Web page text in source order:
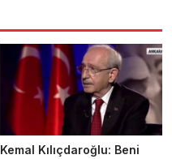
Kemal Kılıçdaroğlu: Beni